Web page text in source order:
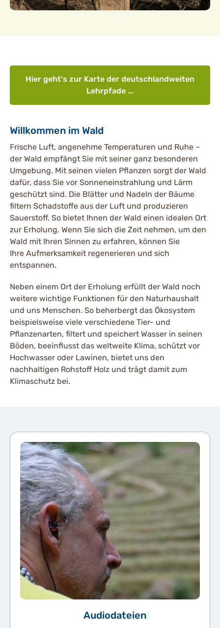
Hier geht's zur Karte der deutschlandweiten
Lehrpfade ...
Willkommen im Wald
Frische Luft, angenehme Temperaturen und Ruhe –
der Wald empfängt Sie mit seiner ganz besonderen
Umgebung. Mit seinen vielen Pflanzen sorgt der Wald
dafür, dass Sie vor Sonneneinstrahlung und Lärm
geschützt sind. Die Blätter und Nadeln der Bäume
filtern Schadstoffe aus der Luft und produzieren
Sauerstoff. So bietet Ihnen der Wald einen idealen Ort
zur Erholung. Wenn Sie sich die Zeit nehmen, um den
Wald mit Ihren Sinnen zu erfahren, können Sie
Ihre Aufmerksamkeit regenerieren und sich
entspannen.
Neben einem Ort der Erholung erfüllt der Wald noch
weitere wichtige Funktionen für den Naturhaushalt
und uns Menschen. So beherbergt das Ökosystem
beispielsweise viele verschiedene Tier- und
Pflanzenarten, filtert und speichert Wasser in seinen
Böden, beeinflusst das weltweite Klima, schützt vor
Hochwasser oder Lawinen, bietet uns den
nachhaltigen Rohstoff Holz und trägt damit zum
Klimaschutz bei.
Audiodateien